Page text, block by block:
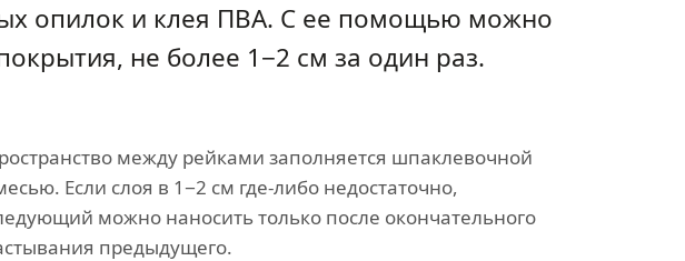
опилок и клея ПВА. С ее помощью можно
не более 1−2 см за один раз.
между рейками заполняется шпаклевочной
Если слоя в 1−2 см где-либо недостаточно,
можно наносить только после окончательного
предыдущего.